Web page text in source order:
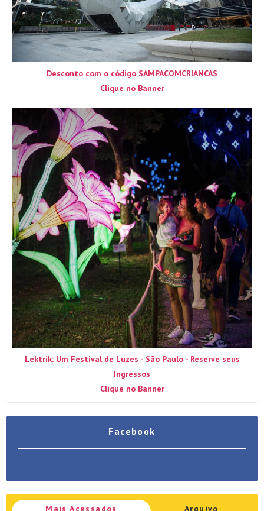
Desconto com o código SAMPACOMCRIANCAS
Clique no Banner
Lektrik: Um Festival de Luzes - São Paulo - Reserve seus
Ingressos
Clique no Banner
Facebook
Mais Acessados Arquivo